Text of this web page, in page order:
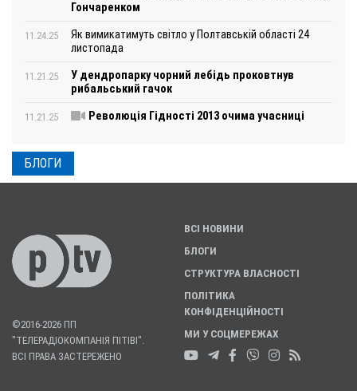
Гончаренком
11.24.25
Як вимикатимуть світло у Полтавській області 24
листопада
11.21.25
У дендропарку чорний лебідь проковтнув
рибальський гачок
11.21.25 Революція Гідності 2013 очима учасниці
БЛОГИ
©2016-2026 ПП
"ТЕЛЕРАДІОКОМПАНІЯ ПІТІВІ".
ВСІ ПРАВА ЗАСТЕРЕЖЕНО
ВСІ НОВИНИ
БЛОГИ
СТРУКТУРА ВЛАСНОСТІ
ПОЛІТИКА
КОНФІДЕНЦІЙНОСТІ
МИ У СОЦМЕРЕЖАХ